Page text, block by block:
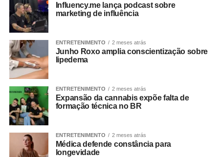
Influency.me lança podcast sobre
marketing de influência
ENTRETENIMENTO 2 meses atrás
Junho Roxo amplia conscientização sobre
lipedema
ENTRETENIMENTO 2 meses atrás
Expansão da cannabis expõe falta de
formação técnica no BR
ENTRETENIMENTO 2 meses atrás
Médica defende constância para
longevidade